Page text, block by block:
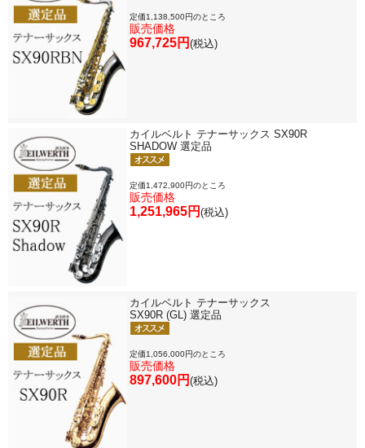
定価1,138,500円のところ
販売価格
967,725円 (税込)
カイルベルト テナーサックス SX90R
SHADOW 選定品
定価1,472,900円のところ
販売価格
1,251,965円 (税込)
カイルベルト テナーサックス
SX90R (GL) 選定品
定価1,056,000円のところ
販売価格
897,600円 (税込)